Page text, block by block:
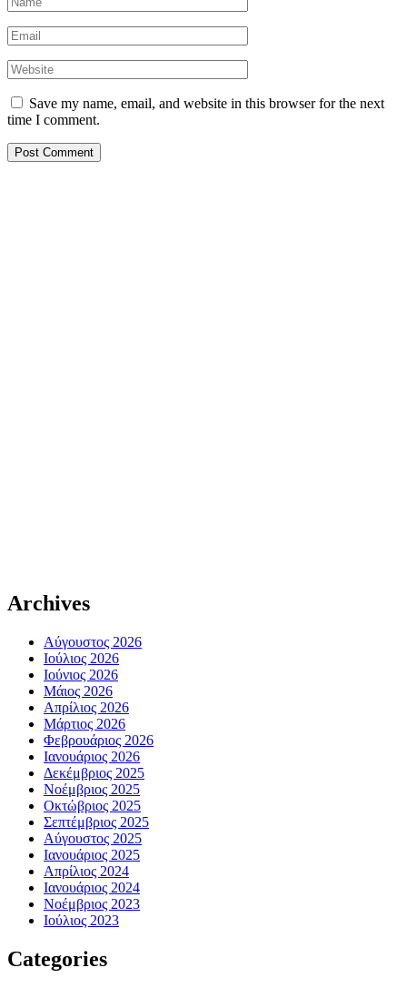
Save my name, email, and website in this browser for the next
time I comment.
Archives
Αύγουστος 2026
Ιούλιος 2026
Ιούνιος 2026
Μάιος 2026
Απρίλιος 2026
Μάρτιος 2026
Φεβρουάριος 2026
Ιανουάριος 2026
Δεκέμβριος 2025
Νοέμβριος 2025
Οκτώβριος 2025
Σεπτέμβριος 2025
Αύγουστος 2025
Ιανουάριος 2025
Απρίλιος 2024
Ιανουάριος 2024
Νοέμβριος 2023
Ιούλιος 2023
Categories